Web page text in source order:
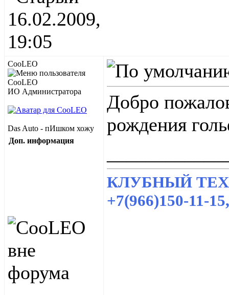
16.02.2009,
19:05
CooLEO
ИО Администратора
Das Auto - пИшком хожу
Доп. информация
Добро
рождения
КЛУБНЫЙ
+7(966)150-11-